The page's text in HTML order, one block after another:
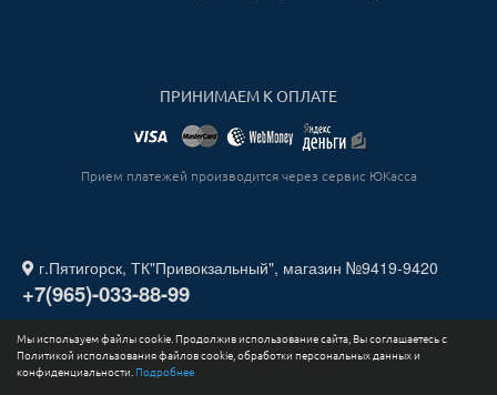
Мы используем файлы cookie. Продолжив использование сайта, Вы соглашаетесь с
Политикой использования файлов cookie, обработки персональных данных и
конфиденциальности. Подробнее
ПРИНИМАЕМ К ОПЛАТЕ
Прием платежей производится через сервис ЮКасса
г.Пятигорск, ТК"Привокзальный", магазин №9419-9420
+7(965)-033-88-99
2026. Все права защищены. ИП СТАДНИЧЕНКО ИГОРЬ
ЮРЬЕВИЧ ИНН 263211730164.